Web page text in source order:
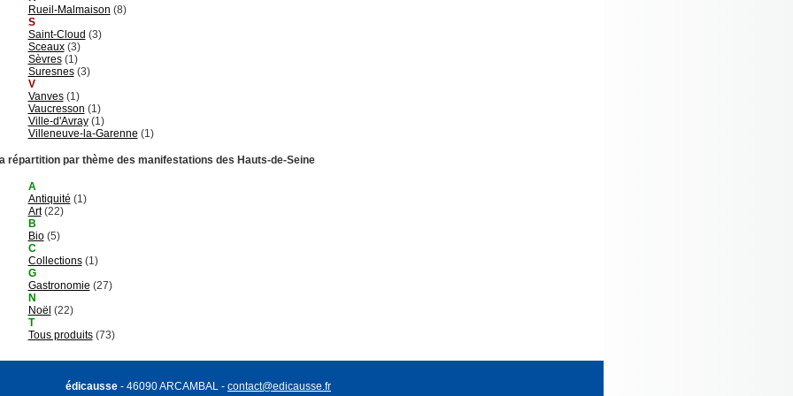
Rueil-Malmaison (8)
S
Saint-Cloud (3)
Sceaux(3)
Sèvres(1)
Suresnes(3)
V
Vanves(1)
Vaucresson (1)
Ville-d'Avray(1)
Villeneuve-la-Garenne (1)
répartition par thème des manifestations des Hauts-de-Seine
A
Antiquité (1)
Art(22)
B
Bio(5)
C
Collections(1)
G
Gastronomie (27)
N
Noël (22)
T
Tous produits(73)
édicausse - 46090 ARCAMBAL - contact@edicausse.fr